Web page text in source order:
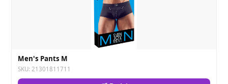
Men's Pants M
SKU: 21301811711